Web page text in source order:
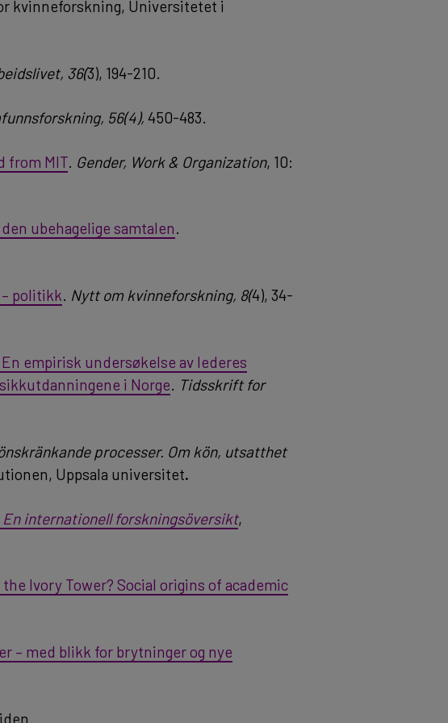
kvinneforskning, Universitetet i
36(3), 194-210.
56(4), 450-483.
from MIT. Gender, Work & Organization, 10:
ubehagelige samtalen.
politikk. Nytt om kvinneforskning, 8(4), 34-
empirisk undersøkelse av lederes
i Norge. Tidsskrift for
processer. Om kön, utsatthet
Uppsala universitet.
internationell forskningsöversikt,
Ivory Tower? Social origins of academic
– med blikk for brytninger og nye